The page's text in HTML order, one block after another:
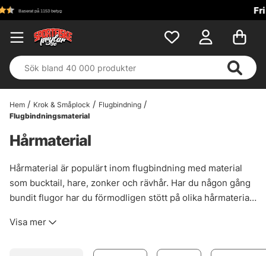
Hem Krok & Småplock
Flugbindning
Flugbindningsmaterial
Hårmaterial
Hårmaterial är populärt inom flugbindning med material
som bucktail, hare, zonker och rävhår. Har du någon gång
bundit flugor har du förmodligen stött på olika hårmaterial
gäddflugor till torrflugor. Vi har samlat ett stort urval
Visa mer